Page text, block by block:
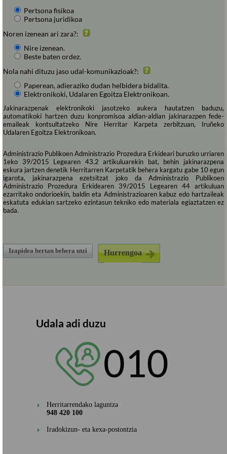
Pertsona fisikoa
Pertsona juridikoa
Noren izenean ari zara?:
Nire izenean.
Beste baten ordez.
Nola nahi dituzu jaso udal-komunikazioak?:
Paperean, adieraziko dudan helbidera bidalita.
Elektronikoki, Udalaren Egoitza Elektronikoan.
Jakinarazpenak elektronikoki jasotzeko aukera hautatzen baduzu,
automatikoki hartzen duzu konpromisoa aldian-aldian jakinarazpen fede-
emaileak kontsultatzeko Nire Herritar Karpeta zerbitzuan, Iruñeko
Udalaren Egoitza Elektronikoan.
Administrazio Publikoen Administrazio Prozedura Erkideari buruzko urriaren
1eko 39/2015 Legearen 43.2 artikuluarekin bat, behin jakinarazpena
eskura jartzen denetik Herritarren Karpetatik behera kargatu gabe 10 egun
igarota, jakinarazpena ezetsitzat joko da Administrazio Publikoen
Administrazio Prozedura Erkidearen 39/2015 Legearen 44 artikuluan
ezarritako ondorioekin, baldin eta Administrazioaren kabuz edo hartzaileak
eskatuta edukian sartzeko ezintasun tekniko edo materiala egiaztatzen ez
bada.
Izapidea bertan behera utzi
Udala adi duzu
Herritarrendako laguntza
948 420 100
Iradokizun- eta kexa-postontzia